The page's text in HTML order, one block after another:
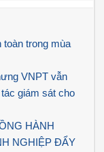
toàn trong mùa
VNPT vẫn
giám sát cho
HÀNH
NGHIỆP ĐẨY